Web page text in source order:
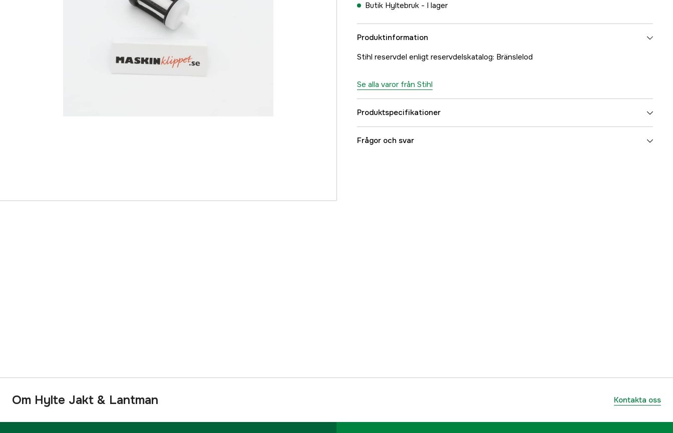
Butik Hyltebruk - I lager
Produktinformation
Stihl reservdel enligt reservdelskatalog: Bränslelod
Se alla varor från Stihl
Produktspecifikationer
Garanti
Frågor och svar
Om Hylte Jakt & Lantman Kontakta oss